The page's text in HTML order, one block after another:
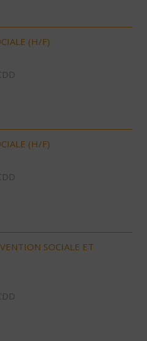
(H/F)
(H/F)
SOCIALE ET